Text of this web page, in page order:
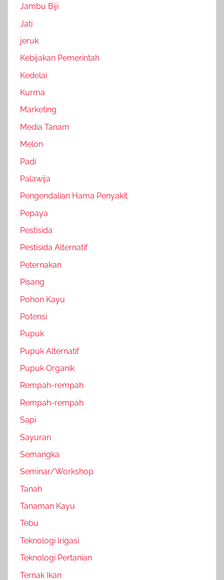
Jambu Biji
Jati
jeruk
Kebijakan Pemerintah
Kedelai
Kurma
Marketing
Media Tanam
Melon
Padi
Palawija
Pengendalian Hama Penyakit
Pepaya
Pestisida
Pestisida Alternatif
Peternakan
Pisang
Pohon Kayu
Potensi
Pupuk
Pupuk Alternatif
Pupuk Organik
Rempah-rempah
Rempah-rempah
Sapi
Sayuran
Semangka
Seminar/Workshop
Tanah
Tanaman Kayu
Tebu
Teknologi Irigasi
Teknologi Pertanian
Ternak Ikan